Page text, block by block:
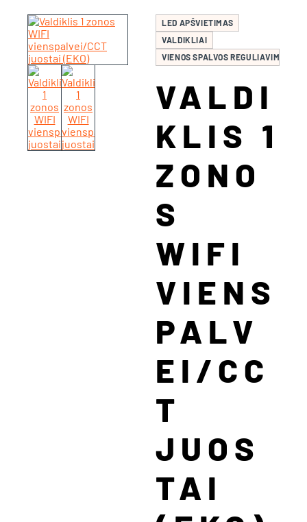
LED APŠVIETIMAS
VALDIKLIAI
VIENOS SPALVOS REGULIAVIMUI
VALDI
KLIS 1
ZONO
S
WIFI
VIENS
PALV
EI/CC
T
JUOS
TAI